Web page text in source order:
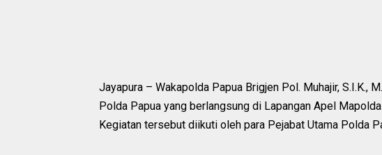
Jayapura – Wakapolda Papua Brigjen Pol. Muhajir, S.I.K.,
Polda Papua yang berlangsung di Lapangan Apel
Kegiatan tersebut diikuti oleh para Pejabat Utama Polda